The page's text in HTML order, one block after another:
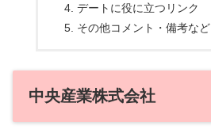
デートに役に立つリンク
その他コメント・備考など
中央産業株式会社